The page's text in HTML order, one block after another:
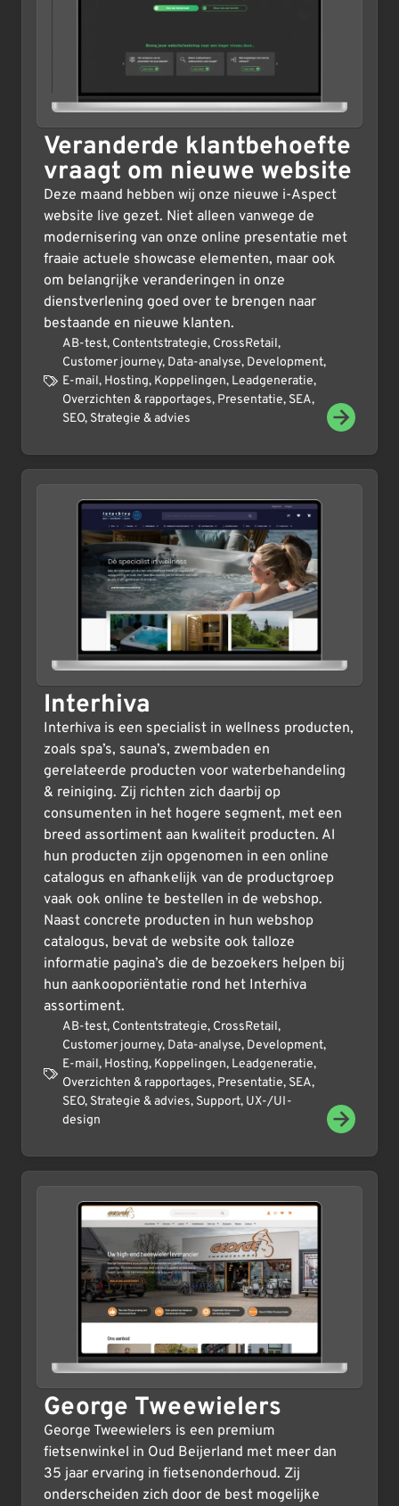
Veranderde klantbehoefte
vraagt om nieuwe website
Deze maand hebben wij onze nieuwe i-Aspect
website live gezet. Niet alleen vanwege de
modernisering van onze online presentatie met
fraaie actuele showcase elementen, maar ook
om belangrijke veranderingen in onze
dienstverlening goed over te brengen naar
bestaande en nieuwe klanten.
AB-test, Contentstrategie, CrossRetail,
Customer journey, Data-analyse, Development,
E-mail, Hosting, Koppelingen, Leadgeneratie,
Overzichten & rapportages, Presentatie, SEA,
SEO, Strategie & advies
Interhiva
Interhiva is een specialist in wellness producten,
zoals spa’s, sauna’s, zwembaden en
gerelateerde producten voor waterbehandeling
& reiniging. Zij richten zich daarbij op
consumenten in het hogere segment, met een
breed assortiment aan kwaliteit producten. Al
hun producten zijn opgenomen in een online
catalogus en afhankelijk van de productgroep
vaak ook online te bestellen in de webshop.
Naast concrete producten in hun webshop
catalogus, bevat de website ook talloze
informatie pagina’s die de bezoekers helpen bij
hun aankooporiëntatie rond het Interhiva
assortiment.
AB-test, Contentstrategie, CrossRetail,
Customer journey, Data-analyse, Development,
E-mail, Hosting, Koppelingen, Leadgeneratie,
Overzichten & rapportages, Presentatie, SEA,
SEO, Strategie & advies, Support, UX-/UI-
design
George Tweewielers
George Tweewielers is een premium
fietsenwinkel in Oud Beijerland met meer dan
35 jaar ervaring in fietsenonderhoud. Zij
onderscheiden zich door de best mogelijke